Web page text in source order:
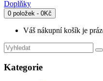
Doplňky
0 položek - 0Kč
Váš nákupní košík je
Kategorie